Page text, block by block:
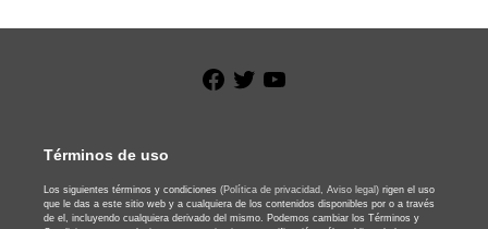
Facebook
Twitter
Términos de uso
Los siguientes términos y condiciones (Política de privacidad, Aviso legal) rigen el uso
que le das a este sitio web y a cualquiera de los contenidos disponibles por o a través
de el, incluyendo cualquiera derivado del mismo. Podemos cambiar los Términos y